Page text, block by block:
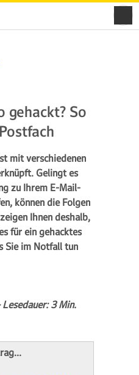
gehackt? So
mit verschiedenen
Gelingt es
zu Ihrem E-Mail-
können die Folgen
Ihnen deshalb,
für ein gehacktes
Sie im Notfall tun
3 Min.